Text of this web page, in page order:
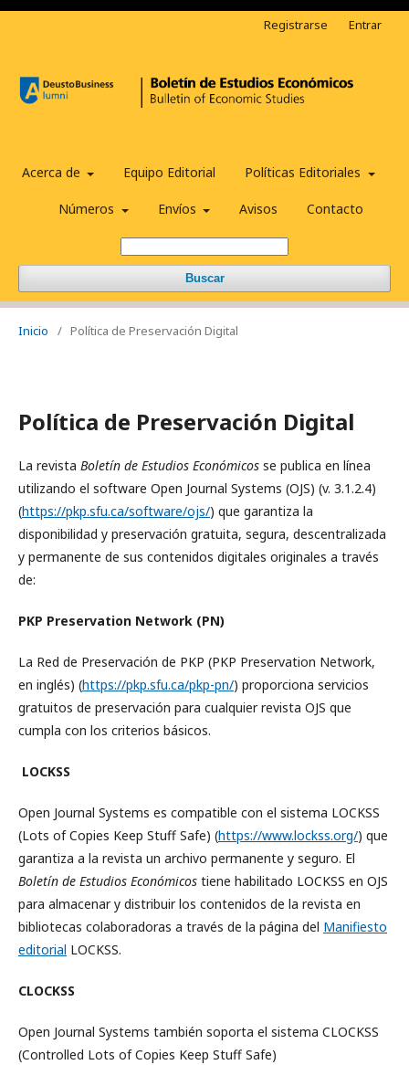
Acerca de Equipo Editorial Políticas Editoriales
Números Envíos Avisos Contacto
Buscar
Registrarse Entrar
Inicio / Política de Preservación Digital
Política de Preservación Digital
La revista Boletín de Estudios Económicos se publica en línea
utilizando el software Open Journal Systems (OJS) (v. 3.1.2.4)
(https://pkp.sfu.ca/software/ojs/) que garantiza la
disponibilidad y preservación gratuita, segura, descentralizada
y permanente de sus contenidos digitales originales a través
de:
PKP Preservation Network (PN)
La Red de Preservación de PKP (PKP Preservation Network,
en inglés) (https://pkp.sfu.ca/pkp-pn/) proporciona servicios
gratuitos de preservación para cualquier revista OJS que
cumpla con los criterios básicos.
LOCKSS
Open Journal Systems es compatible con el sistema LOCKSS
(Lots of Copies Keep Stuff Safe) (https://www.lockss.org/) que
garantiza a la revista un archivo permanente y seguro. El
Boletín de Estudios Económicos tiene habilitado LOCKSS en OJS
para almacenar y distribuir los contenidos de la revista en
bibliotecas colaboradoras a través de la página del Manifiesto
editorial LOCKSS.
CLOCKSS
Open Journal Systems también soporta el sistema CLOCKSS
(Controlled Lots of Copies Keep Stuff Safe)